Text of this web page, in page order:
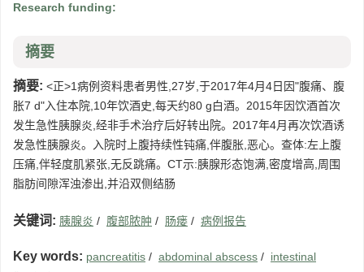
Research funding:
摘要
摘要: <正>1病例资料患者男性,27岁,于2017年4月4日因"腹痛、腹
胀7 d"入住本院,10年饮酒史,每天约80 g白酒。2015年因饮酒首次
发生急性胰腺炎,经非手术治疗后好转出院。2017年4月再次饮酒诱
发急性胰腺炎。入院时上腹持续性钝痛,伴腹胀,恶心。查体:左上腹
压痛,伴轻度肌紧张,无反跳痛。CT示:胰腺形态饱满,密度增高,周围
脂肪间隙浑浊渗出,并沿双侧结肠
关键词: 胰腺炎 / 腹部脓肿 / 肠瘘 / 病例报告
Key words: pancreatitis / abdominal abscess / intestinal